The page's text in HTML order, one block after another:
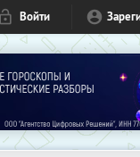
Войти